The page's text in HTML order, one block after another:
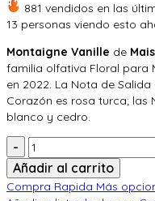
era:
$ 150.000.
es:
$
881 vendidos en las
13 personas viendo esto
Montaigne Vanille de
familia olfativa Floral para
en 2022. La Nota de
Corazón es rosa turca; las
blanco y cedro.
Cantidad:
Añadir al carrito
Compra Rapida Más